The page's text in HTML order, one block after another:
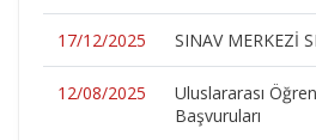
17/12/2025 SINAV MERKEZİ
12/08/2025
Uluslararası
Başvuruları